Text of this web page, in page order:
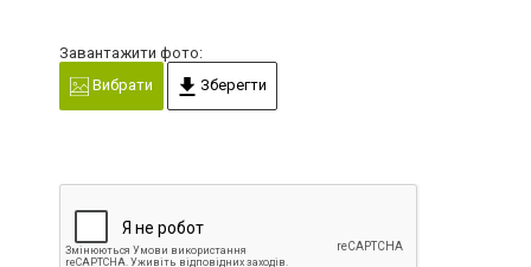
Завантажити фото:
Вибрати
Зберегти